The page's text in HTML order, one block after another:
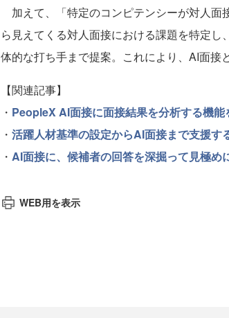
加えて、「特定のコンピテンシーが対人面
ら見えてくる対人面接における課題を特定
体的な打ち手まで提案。これにより、AI面接
【関連記事】
・ PeopleX AI面接に面接結果を分析する機
・ 活躍人材基準の設定からAI面接まで支援
・ AI面接に、候補者の回答を深掘って見極
WEB用を表示